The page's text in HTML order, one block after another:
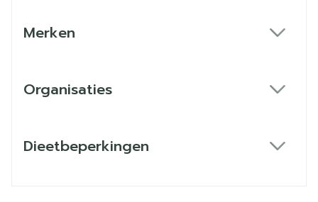
Merken
Organisaties
Dieetbeperkingen